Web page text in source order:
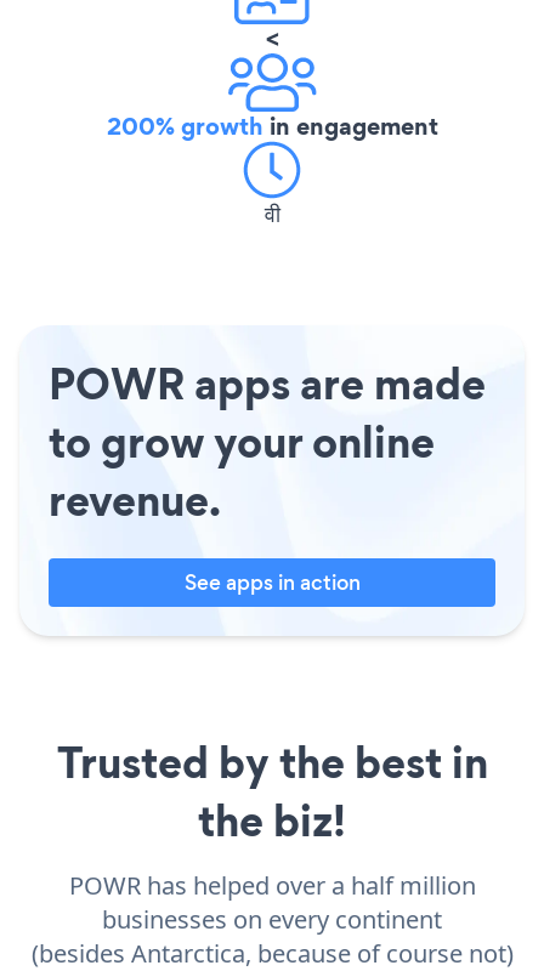
<
200% growth in engagement
वी
POWR apps are made
to grow your online
revenue.
See apps in action
Trusted by the best in
the biz!
POWR has helped over a half million
businesses on every continent
(besides Antarctica, because of course not)